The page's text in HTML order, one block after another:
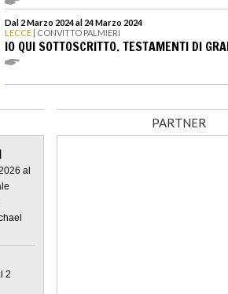
Dal 2 Marzo 2024 al 24 Marzo 2024
LECCE | CONVITTO PALMIERI
IO QUI SOTTOSCRITTO. TESTAMENTI DI
al
2
PARTNER